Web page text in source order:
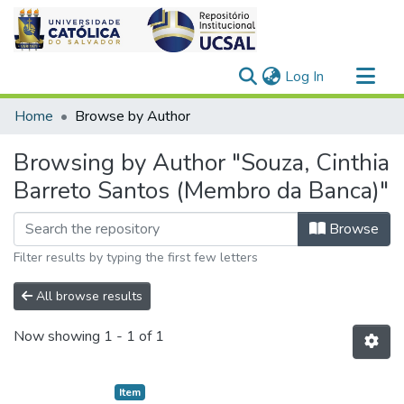
Log In (current)
Communities & Collections
Home Browse by Author
Browsing by Author "Souza, Cinthia
Barreto Santos (Membro da Banca)"
Browse
Filter results by typing the first few letters
All browse results
Now showing 1 - 1 of 1
Item type:
Item,